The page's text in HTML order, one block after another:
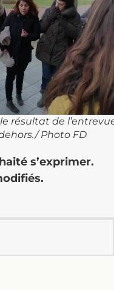
résultat de
Photo FD
s’exprimer.